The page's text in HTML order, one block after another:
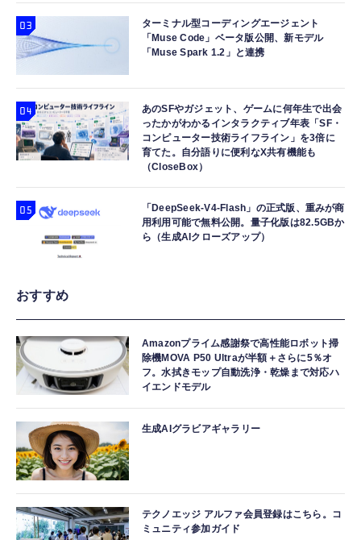
ターミナル型コーディングエージェント
「Muse Code」ベータ版公開、新モデル
「Muse Spark 1.2」と連携
あのSFやガジェット、ゲームに何年生で出会
ったかがわかるインタラクティブ年表「SF・
コンピューター技術ライフライン」を3倍に
育てた。自分語りに便利なX共有機能も
（CloseBox）
「DeepSeek-V4-Flash」の正式版、重みが商
用利用可能で無料公開。量子化版は82.5GBか
ら（生成AIクローズアップ）
おすすめ
Amazonプライム感謝祭で高性能ロボット掃
除機MOVA P50 Ultraが半額＋さらに5％オ
フ。水拭きモップ自動洗浄・乾燥まで対応ハ
イエンドモデル
生成AIグラビアギャラリー
テクノエッジ アルファ会員登録はこちら。コ
ミュニティ参加ガイド